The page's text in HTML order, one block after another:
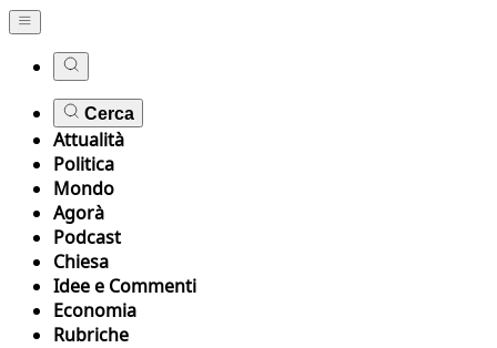
Cerca
Attualità
Politica
Mondo
Agorà
Podcast
Chiesa
Idee e Commenti
Economia
Rubriche